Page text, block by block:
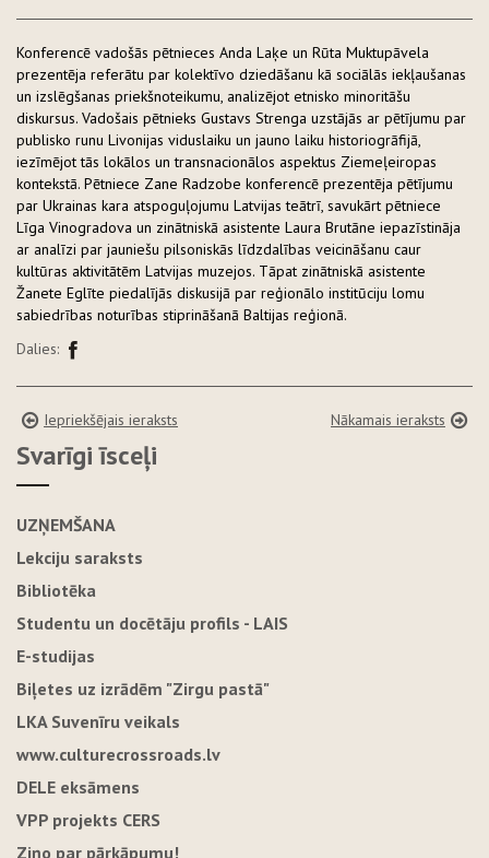
Konferencē vadošās pētnieces Anda Laķe un Rūta Muktupāvela
prezentēja referātu par kolektīvo dziedāšanu kā sociālās iekļaušanas
un izslēgšanas priekšnoteikumu, analizējot etnisko minoritāšu
diskursus. Vadošais pētnieks Gustavs Strenga uzstājās ar pētījumu par
publisko runu Livonijas viduslaiku un jauno laiku historiogrāfijā,
iezīmējot tās lokālos un transnacionālos aspektus Ziemeļeiropas
kontekstā. Pētniece Zane Radzobe konferencē prezentēja pētījumu
par Ukrainas kara atspoguļojumu Latvijas teātrī, savukārt pētniece
Līga Vinogradova un zinātniskā asistente Laura Brutāne iepazīstināja
ar analīzi par jauniešu pilsoniskās līdzdalības veicināšanu caur
kultūras aktivitātēm Latvijas muzejos. Tāpat zinātniskā asistente
Žanete Eglīte piedalījās diskusijā par reģionālo institūciju lomu
sabiedrības noturības stiprināšanā Baltijas reģionā.
Dalies:
Iepriekšējais ieraksts Nākamais ieraksts
Svarīgi īsceļi
UZŅEMŠANA
Lekciju saraksts
Bibliotēka
Studentu un docētāju profils - LAIS
E-studijas
Biļetes uz izrādēm "Zirgu pastā"
LKA Suvenīru veikals
www.culturecrossroads.lv
DELE eksāmens
VPP projekts CERS
Ziņo par pārkāpumu!